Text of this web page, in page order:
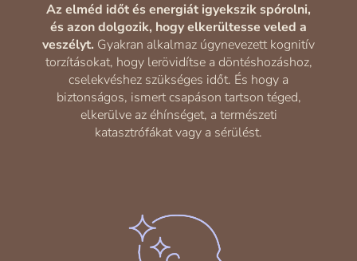
Az elméd időt és energiát igyekszik spórolni,
és azon dolgozik, hogy elkerültesse veled a
veszélyt. Gyakran alkalmaz úgynevezett kognitív
torzításokat, hogy lerövidítse a döntéshozáshoz,
cselekvéshez szükséges időt. És hogy a
biztonságos, ismert csapáson tartson téged,
elkerülve az éhínséget, a természeti
katasztrófákat vagy a sérülést.